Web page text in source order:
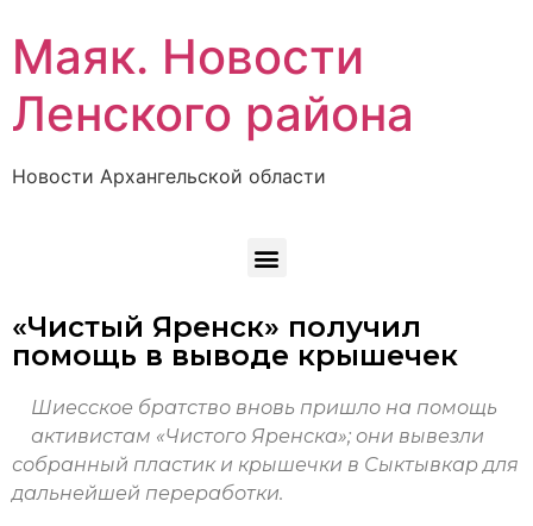
Маяк. Новости
Ленского района
Новости Архангельской области
«Чистый Яренск» получил
помощь в выводе крышечек
Шиесское братство вновь пришло на помощь
активистам «Чистого Яренска»; они вывезли
собранный пластик и крышечки в Сыктывкар для
дальнейшей переработки.